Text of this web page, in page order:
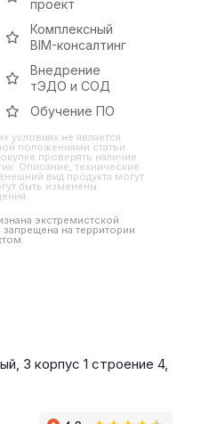
проект
Комплексный
BIM-консалтинг
Внедрение
тЭДО и СОД
Обучение ПО
условиях не является
положениями статьи
проверять наличие
Описание, технические
вид продукта могут
быть изменены
экстремистской
запрещена на территории
3 корпус 1 строение 4,